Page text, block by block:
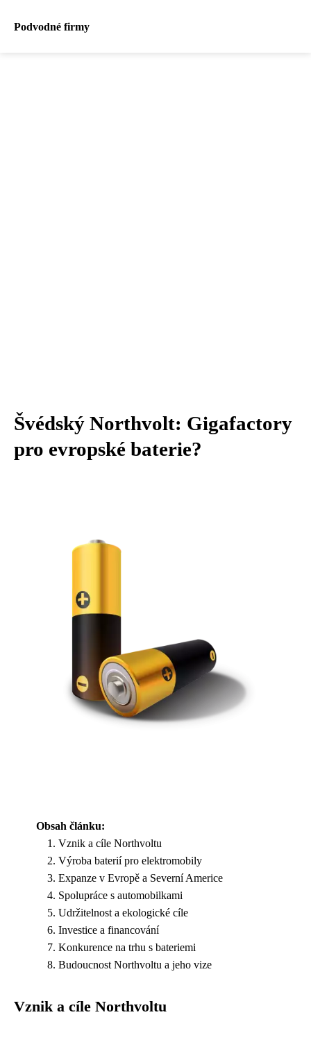
Podvodné firmy
Švédský Northvolt: Gigafactory
pro evropské baterie?
Obsah článku:
Vznik a cíle Northvoltu
Výroba baterií pro elektromobily
Expanze v Evropě a Severní Americe
Spolupráce s automobilkami
Udržitelnost a ekologické cíle
Investice a financování
Konkurence na trhu s bateriemi
Budoucnost Northvoltu a jeho vize
Vznik a cíle Northvoltu